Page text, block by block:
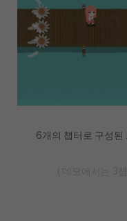
6개의 챕터로 구성된